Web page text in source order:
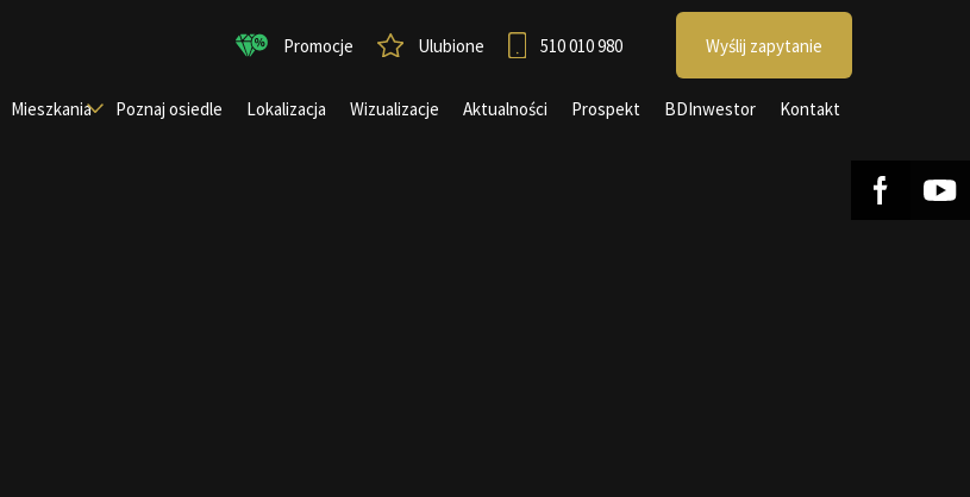
Promocje Ulubione 510 010 980 Wyślij zapytanie
Mieszkania Poznaj osiedle Lokalizacja Wizualizacje Aktualności Prospekt BDInwestor Kontakt